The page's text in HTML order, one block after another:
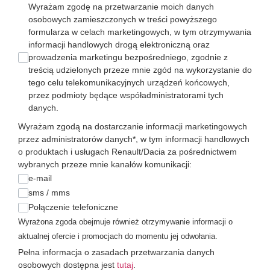
Wyrażam zgodę na przetwarzanie moich danych
osobowych zamieszczonych w treści powyższego
formularza w celach marketingowych, w tym otrzymywania
informacji handlowych drogą elektroniczną oraz
prowadzenia marketingu bezpośredniego, zgodnie z
treścią udzielonych przeze mnie zgód na wykorzystanie do
tego celu telekomunikacyjnych urządzeń końcowych,
przez podmioty będące współadministratorami tych
danych.
Wyrażam zgodą na dostarczanie informacji marketingowych
przez administratorów danych*, w tym informacji handlowych
o produktach i usługach Renault/Dacia za pośrednictwem
wybranych przeze mnie kanałów komunikacji:
e-mail
sms / mms
Połączenie telefoniczne
Wyrażona zgoda obejmuje również otrzymywanie informacji o
aktualnej ofercie i promocjach do momentu jej odwołania.
Pełna informacja o zasadach przetwarzania danych
osobowych dostępna jest tutaj